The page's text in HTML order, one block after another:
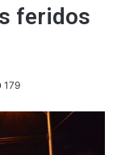
feridos
179